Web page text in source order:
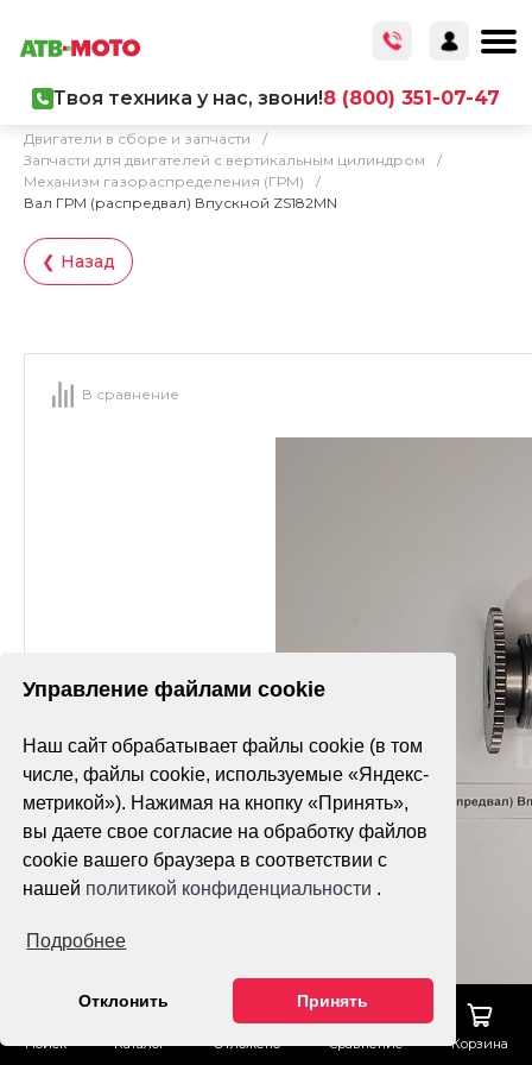
Управление файлами cookie
Наш сайт обрабатывает файлы cookie (в том
числе, файлы cookie, используемые «Яндекс-
метрикой»). Нажимая на кнопку «Принять»,
вы даете свое согласие на обработку файлов
cookie вашего браузера в соответствии с
нашей политикой конфиденциальности .
Подробнее
Отклонить Принять
Поиск Каталог Отложено Сравнение Корзина
Твоя техника у нас, звони!8 (800) 351-07-47
Двигатели в сборе и запчасти
/
Запчасти для двигателей с вертикальным цилиндром
/
Механизм газораспределения (ГРМ)
/
Вал ГРМ (распредвал) Впускной ZS182MN
❮ Назад
В сравнение